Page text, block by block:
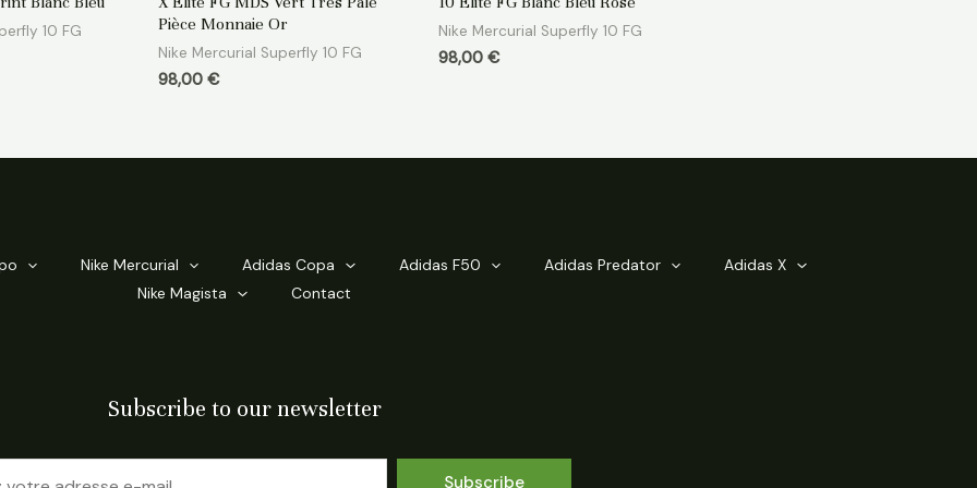
10 FG
sur
5
Pièce Monnaie Or
Nike Mercurial Superfly 10 FG
98,00 €
sur
Nike Mercurial Superfly 10 FG
98,00 €
Nike Mercurial Adidas Copa Adidas F50 Adidas Predator
Adidas X
Nike Magista
Contact
Subscribe to our newsletter
Subscribe